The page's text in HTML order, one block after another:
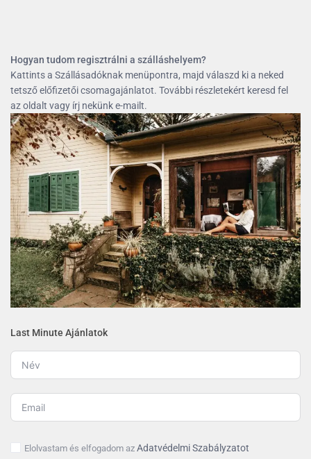
Hogyan tudom regisztrálni a szálláshelyem?
Kattints a Szállásadóknak menüpontra, majd válaszd ki a neked
tetsző előfizetői csomagajánlatot. További részletekért keresd fel
az oldalt vagy írj nekünk e-mailt.
Last Minute Ajánlatok
Elolvastam és elfogadom azAdatvédelmi Szabályzatot